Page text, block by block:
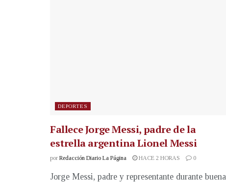
DEPORTES
Fallece Jorge Messi, padre de la
estrella argentina Lionel Messi
por Redacción Diario La Página HACE 2 HORAS 0
Jorge Messi, padre y representante durante buena